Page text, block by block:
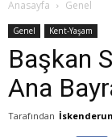
Anasayfa Genel
Genel Kent-Yaşam
Başkan
Ana
Tarafından